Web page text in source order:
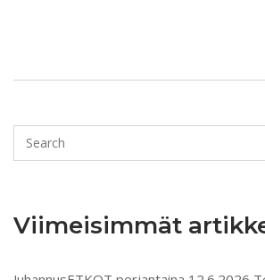
Viimeisimmät